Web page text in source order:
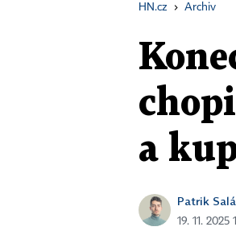
HN.cz › Archiv
a
Patrik
19. 11.